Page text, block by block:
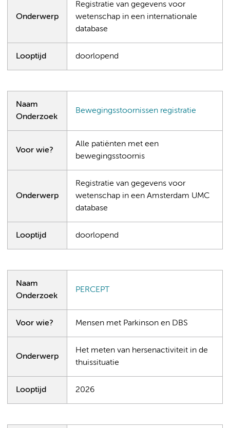
Onderwerp
Registratie van gegevens voor
wetenschap in een internationale
database
Looptijd doorlopend
Naam
Onderzoek
Bewegingsstoornissen registratie
Voor wie?
Alle patiënten met een
bewegingsstoornis
Onderwerp
Registratie van gegevens voor
wetenschap in een Amsterdam UMC
database
Looptijd doorlopend
Naam
Onderzoek
PERCEPT
Voor wie? Mensen met Parkinson en DBS
Onderwerp
Het meten van hersenactiviteit in de
thuissituatie
Looptijd 2026